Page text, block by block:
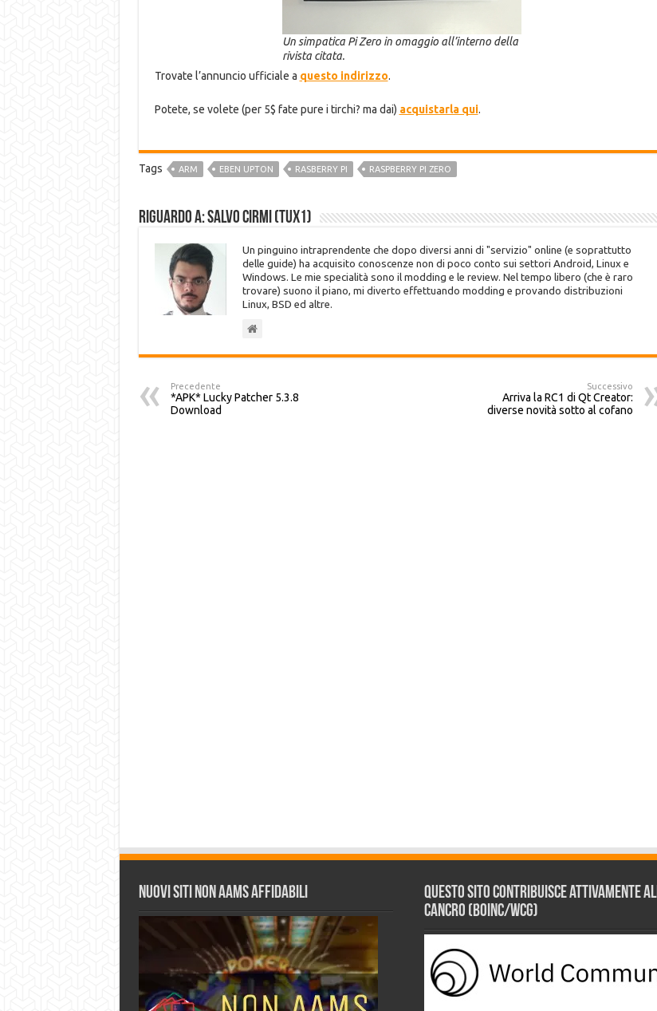
Un simpatica Pi Zero in omaggio all’interno della
rivista citata.
Trovate l’annuncio ufficiale a questo indirizzo.
Potete, se volete (per 5$ fate pure i tirchi? ma dai) acquistarla qui.
Tags ARM EBEN UPTON RASBERRY PI RASPBERRY PI ZERO
Riguardo a: Salvo Cirmi (Tux1)
Un pinguino intraprendente che dopo diversi anni di "servizio" online (e soprattutto
delle guide) ha acquisito conoscenze non di poco conto sui settori Android, Linux e
Windows. Le mie specialità sono il modding e le review. Nel tempo libero (che è raro
trovare) suono il piano, mi diverto effettuando modding e provando distribuzioni
Linux, BSD ed altre.
Precedente
*APK* Lucky Patcher 5.3.8
Download
Successivo
Arriva la RC1 di Qt Creator:
diverse novità sotto al cofano
Nuovi siti non AAMS affidabili
Questo sito contribuisce attivamente
Cancro (BOINC/WCG)